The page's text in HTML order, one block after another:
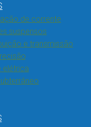
de corrente
suspensos
e transmissão
elétrica